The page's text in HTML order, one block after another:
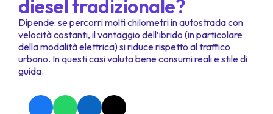
diesel tradizionale?
Dipende: se percorri molti chilometri in autostrada con
velocità costanti, il vantaggio dell’ibrido (in particolare
della modalità elettrica) si riduce rispetto al traffico
urbano. In questi casi valuta bene consumi reali e stile di
guida.